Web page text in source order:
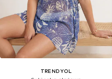
TRENDYOL